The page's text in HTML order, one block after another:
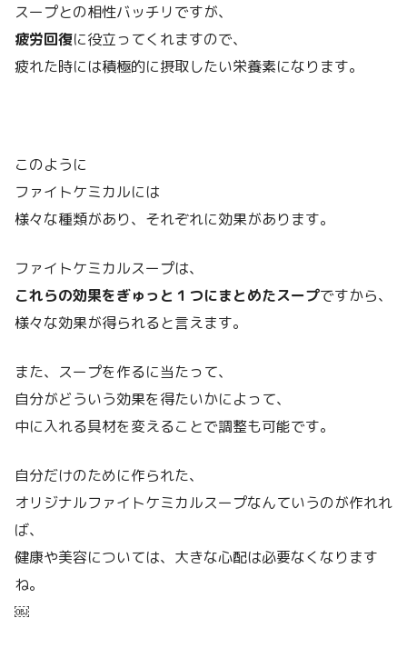
スープとの相性バッチリですが、
疲労回復に役立ってくれますので、
疲れた時には積極的に摂取したい栄養素になります。
このように
ファイトケミカルには
様々な種類があり、それぞれに効果があります。
ファイトケミカルスープは、
これらの効果をぎゅっと１つにまとめたスープですから、
様々な効果が得られると言えます。
また、スープを作るに当たって、
自分がどういう効果を得たいかによって、
中に入れる具材を変えることで調整も可能です。
自分だけのために作られた、
オリジナルファイトケミカルスープなんていうのが作れれ
ば、
健康や美容については、大きな心配は必要なくなります
ね。
￼